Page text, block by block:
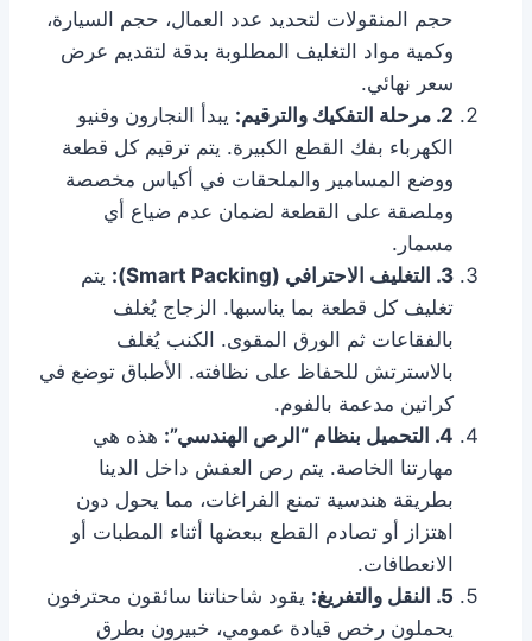
حجم المنقولات لتحديد عدد العمال، حجم السيارة،
وكمية مواد التغليف المطلوبة بدقة لتقديم عرض
سعر نهائي.
2. مرحلة التفكيك والترقيم:
يبدأ النجارون وفنيو
الكهرباء بفك القطع الكبيرة. يتم ترقيم كل قطعة
ووضع المسامير والملحقات في أكياس مخصصة
وملصقة على القطعة لضمان عدم ضياع أي
مسمار.
3. التغليف الاحترافي (Smart Packing):
يتم
تغليف كل قطعة بما يناسبها. الزجاج يُغلف
بالفقاعات ثم الورق المقوى. الكنب يُغلف
بالاسترتش للحفاظ على نظافته. الأطباق توضع في
كراتين مدعمة بالفوم.
4. التحميل بنظام “الرص الهندسي”:
هذه هي
مهارتنا الخاصة. يتم رص العفش داخل الدينا
بطريقة هندسية تمنع الفراغات، مما يحول دون
اهتزاز أو تصادم القطع ببعضها أثناء المطبات أو
الانعطافات.
5. النقل والتفريغ:
يقود شاحناتنا سائقون محترفون
يحملون رخص قيادة عمومي، خبيرون بطرق